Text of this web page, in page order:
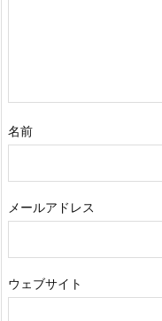
名前
メールアドレス
ウェブサイト